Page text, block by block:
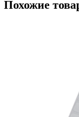
Похожие